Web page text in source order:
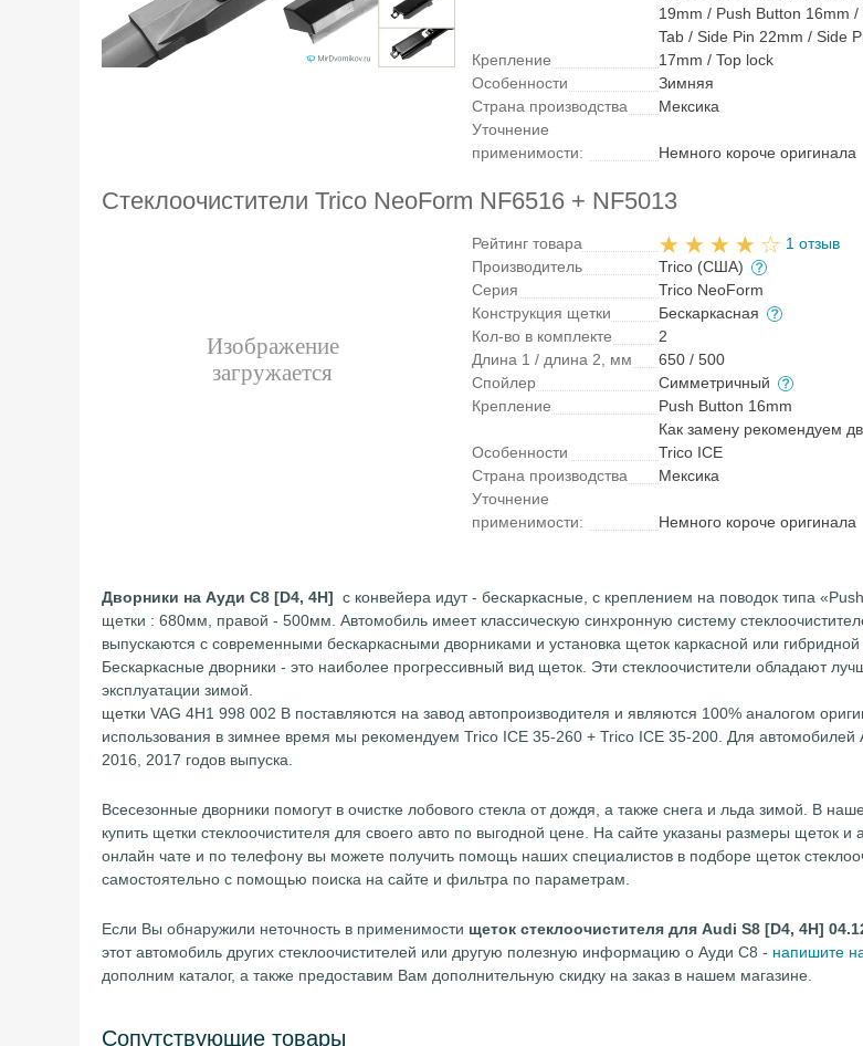
Крепление
19mm / Push Button 16mm /
Tab / Side Pin 22mm / Side
17mm / Top lock
Особенности
Зимняя
Страна производства
Мексика
Уточнение
применимости:
Немного короче оригинала
Стеклоочистители Trico NeoForm NF6516 + NF5013
Рейтинг товара
1 отзыв
Производитель
Trico (США)
Серия
Trico NeoForm
Конструкция щетки
Бескаркасная
Кол-во в комплекте
2
Длина 1 / длина 2, мм
650 / 500
Спойлер
Симметричный
Крепление
Push Button 16mm
Особенности
Как замену рекомендуем
Trico ICE
Страна производства
Мексика
Уточнение
применимости:
Немного короче оригинала
Дворники на Ауди С8 [D4, 4H] с конвейера идут - бескаркасные, с креплением на поводок типа
щетки : 680мм, правой - 500мм. Автомобиль имеет классическую синхронную систему
выпускаются с современными бескаркасными дворниками и установка щеток каркасной или гибридной
Бескаркасные дворники - это наиболее прогрессивный вид щеток. Эти стеклоочистители обладают
эксплуатации зимой.
щетки VAG 4H1 998 002 B поставляются на завод автопроизводителя и являются 100% аналогом
использования в зимнее время мы рекомендуем Trico ICE 35-260 + Trico ICE 35-200. Для автомобилей
2016, 2017 годов выпуска.
Всесезонные дворники помогут в очистке лобового стекла от дождя, а также снега и льда зимой. В
купить щетки стеклоочистителя для своего авто по выгодной цене. На сайте указаны размеры щеток и
онлайн чате и по телефону вы можете получить помощь наших специалистов в подборе щеток
самостоятельно с помощью поиска на сайте и фильтра по параметрам.
Если Вы обнаружили неточность в применимости щеток стеклоочистителя для Audi S8 [D4, 4H]
этот автомобиль других стеклоочистителей или другую полезную информацию о Ауди С8 - напишите
дополним каталог, а также предоставим Вам дополнительную скидку на заказ в нашем магазине.
Сопутствующие товары